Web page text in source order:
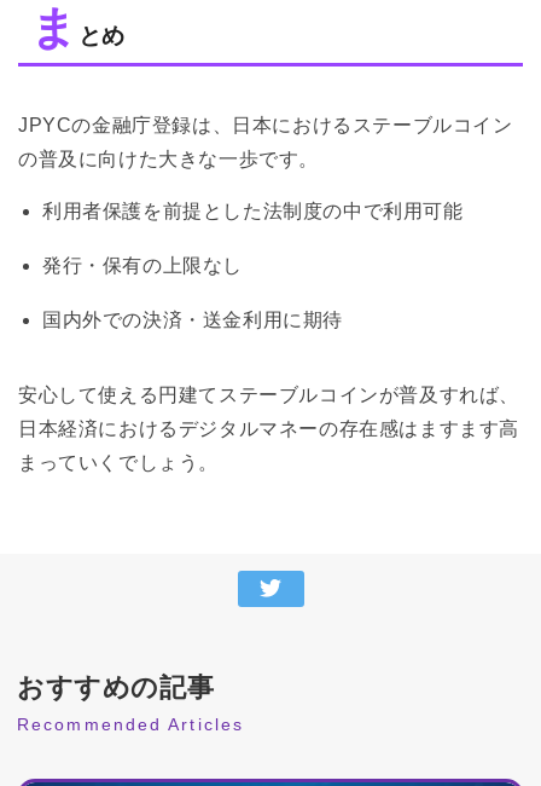
ま とめ
JPYCの金融庁登録は、日本におけるステーブルコイン
の普及に向けた大きな一歩です。
利用者保護を前提とした法制度の中で利用可能
発行・保有の上限なし
国内外での決済・送金利用に期待
安心して使える円建てステーブルコインが普及すれば、
日本経済におけるデジタルマネーの存在感はますます高
まっていくでしょう。
おすすめの記事
Recommended Articles